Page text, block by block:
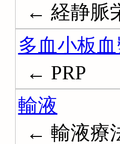
← 経静脈
多血小板
← PRP
輸液
← 輸液療